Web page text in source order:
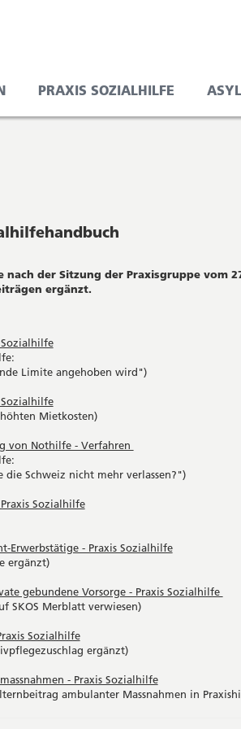
PRAXIS SOZIALHILFE ASYL
der Sitzung der Praxisgruppe vom
ergänzt.
Limite angehoben wird")
Mietkosten)
von Nothilfe - Verfahren
Schweiz nicht mehr verlassen?")
Sozialhilfe
Erwerbstätige - Praxis Sozialhilfe
ergänzt)
gebundene Vorsorge - Praxis Sozialhilfe
SKOS Merblatt verwiesen)
Sozialhilfe
ergänzt)
- Praxis Sozialhilfe
ambulanter Massnahmen in